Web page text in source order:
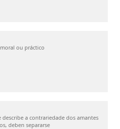
ou práctico
a contrariedade dos amantes
deben separarse